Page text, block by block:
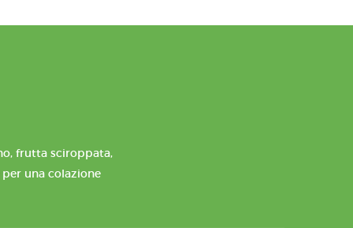
frutta sciroppata,
una colazione